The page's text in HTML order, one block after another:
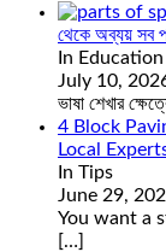
থেকে অব্যয় সব
In Education
July 10,
ভাষা শেখার
4 Block
Local
In Tips
June 29,
You want a
[…]